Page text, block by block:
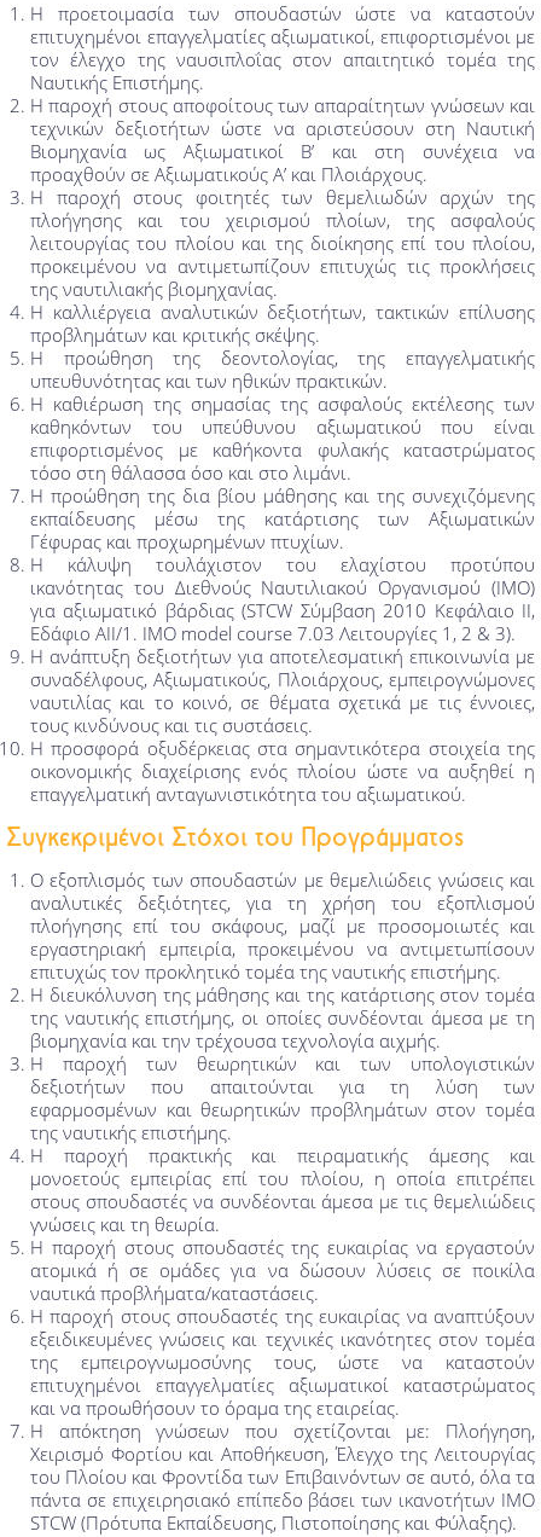
Η προετοιμασία των σπουδαστών ώστε να καταστούν
επιτυχημένοι επαγγελματίες αξιωματικοί, επιφορτισμένοι με
τον έλεγχο της ναυσιπλοΐας στον απαιτητικό τομέα της
Ναυτικής Επιστήμης.
Η παροχή στους αποφοίτους των απαραίτητων γνώσεων και
τεχνικών δεξιοτήτων ώστε να αριστεύσουν στη Ναυτική
Βιομηχανία ως Αξιωματικοί Β’ και στη συνέχεια να
προαχθούν σε Αξιωματικούς Α’ και Πλοιάρχους.
Η παροχή στους φοιτητές των θεμελιωδών αρχών της
πλοήγησης και του χειρισμού πλοίων, της ασφαλούς
λειτουργίας του πλοίου και της διοίκησης επί του πλοίου,
προκειμένου να αντιμετωπίζουν επιτυχώς τις προκλήσεις
της ναυτιλιακής βιομηχανίας.
Η καλλιέργεια αναλυτικών δεξιοτήτων, τακτικών επίλυσης
προβλημάτων και κριτικής σκέψης.
Η προώθηση της δεοντολογίας, της επαγγελματικής
υπευθυνότητας και των ηθικών πρακτικών.
Η καθιέρωση της σημασίας της ασφαλούς εκτέλεσης των
καθηκόντων του υπεύθυνου αξιωματικού που είναι
επιφορτισμένος με καθήκοντα φυλακής καταστρώματος
τόσο στη θάλασσα όσο και στο λιμάνι.
Η προώθηση της δια βίου μάθησης και της συνεχιζόμενης
εκπαίδευσης μέσω της κατάρτισης των Αξιωματικών
Γέφυρας και προχωρημένων πτυχίων.
Η κάλυψη τουλάχιστον του ελαχίστου προτύπου
ικανότητας του Διεθνούς Ναυτιλιακού Οργανισμού (IMO)
για αξιωματικό βάρδιας (STCW Σύμβαση 2010 Κεφάλαιο II,
Εδάφιο AII/1. IMO model course 7.03 Λειτουργίες 1, 2 & 3).
Η ανάπτυξη δεξιοτήτων για αποτελεσματική επικοινωνία με
συναδέλφους, Αξιωματικούς, Πλοιάρχους, εμπειρογνώμονες
ναυτιλίας και το κοινό, σε θέματα σχετικά με τις έννοιες,
τους κινδύνους και τις συστάσεις.
Η προσφορά οξυδέρκειας στα σημαντικότερα στοιχεία της
οικονομικής διαχείρισης ενός πλοίου ώστε να αυξηθεί η
επαγγελματική ανταγωνιστικότητα του αξιωματικού.
Συγκεκριμένοι Στόχοι του Προγράμματος
Ο εξοπλισμός των σπουδαστών με θεμελιώδεις γνώσεις και
αναλυτικές δεξιότητες, για τη χρήση του εξοπλισμού
πλοήγησης επί του σκάφους, μαζί με προσομοιωτές και
εργαστηριακή εμπειρία, προκειμένου να αντιμετωπίσουν
επιτυχώς τον προκλητικό τομέα της ναυτικής επιστήμης.
Η διευκόλυνση της μάθησης και της κατάρτισης στον τομέα
της ναυτικής επιστήμης, οι οποίες συνδέονται άμεσα με τη
βιομηχανία και την τρέχουσα τεχνολογία αιχμής.
Η παροχή των θεωρητικών και των υπολογιστικών
δεξιοτήτων που απαιτούνται για τη λύση των
εφαρμοσμένων και θεωρητικών προβλημάτων στον τομέα
της ναυτικής επιστήμης.
Η παροχή πρακτικής και πειραματικής άμεσης και
μονοετούς εμπειρίας επί του πλοίου, η οποία επιτρέπει
στους σπουδαστές να συνδέονται άμεσα με τις θεμελιώδεις
γνώσεις και τη θεωρία.
Η παροχή στους σπουδαστές της ευκαιρίας να εργαστούν
ατομικά ή σε ομάδες για να δώσουν λύσεις σε ποικίλα
ναυτικά προβλήματα/καταστάσεις.
Η παροχή στους σπουδαστές της ευκαιρίας να αναπτύξουν
εξειδικευμένες γνώσεις και τεχνικές ικανότητες στον τομέα
της εμπειρογνωμοσύνης τους, ώστε να καταστούν
επιτυχημένοι επαγγελματίες αξιωματικοί καταστρώματος
και να προωθήσουν το όραμα της εταιρείας.
Η απόκτηση γνώσεων που σχετίζονται με: Πλοήγηση,
Χειρισμό Φορτίου και Αποθήκευση, Έλεγχο της Λειτουργίας
του Πλοίου και Φροντίδα των Επιβαινόντων σε αυτό, όλα τα
πάντα σε επιχειρησιακό επίπεδο βάσει των ικανοτήτων IMO
STCW (Πρότυπα Εκπαίδευσης, Πιστοποίησης και Φύλαξης).